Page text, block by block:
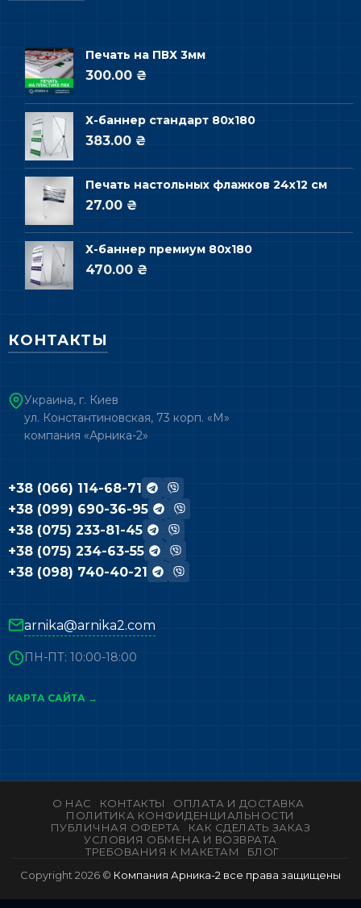
Печать на ПВХ 3мм
300.00 ₴
Х-баннер стандарт 80х180
383.00 ₴
Печать настольных флажков 24х12 см
27.00 ₴
Х-баннер премиум 80х180
470.00 ₴
КОНТАКТЫ
Украина, г. Киев
ул. Константиновская, 73 корп. «М»
компания «Арника-2»
+38 (066) 114-68-71
+38 (099) 690-36-95
+38 (075) 233-81-45
+38 (075) 234-63-55
+38 (098) 740-40-21
arnika@arnika2.com
ПН-ПТ: 10:00-18:00
КАРТА САЙТА →
О НАС КОНТАКТЫ
ОПЛАТА И ДОСТАВКА
ПОЛИТИКА КОНФИДЕНЦИАЛЬНОСТИ
ПУБЛИЧНАЯ ОФЕРТА
КАК СДЕЛАТЬ ЗАКАЗ
УСЛОВИЯ ОБМЕНА И ВОЗВРАТА
ТРЕБОВАНИЯ К МАКЕТАМ
БЛОГ
Copyright 2026 © Компания Арника-2 все права защищены